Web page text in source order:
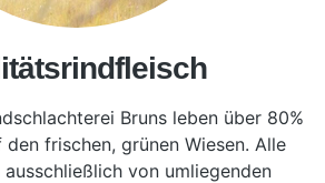
Bruns leben über 80%
den frischen, grünen Wiesen. Alle
ausschließlich von umliegenden